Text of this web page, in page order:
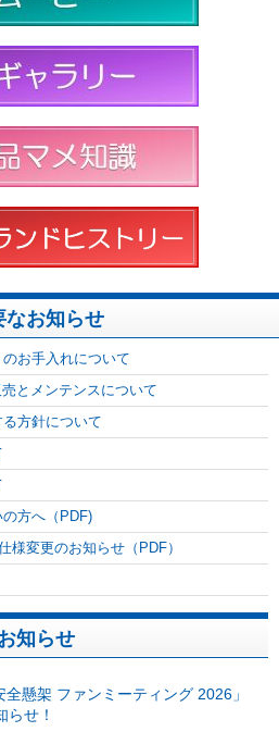
なお知らせ
お手入れについて
とメンテンスについて
方針について
方へ（PDF)
様変更のお知らせ（PDF）
知らせ
全懸架 ファンミーティング 2026」
らせ！